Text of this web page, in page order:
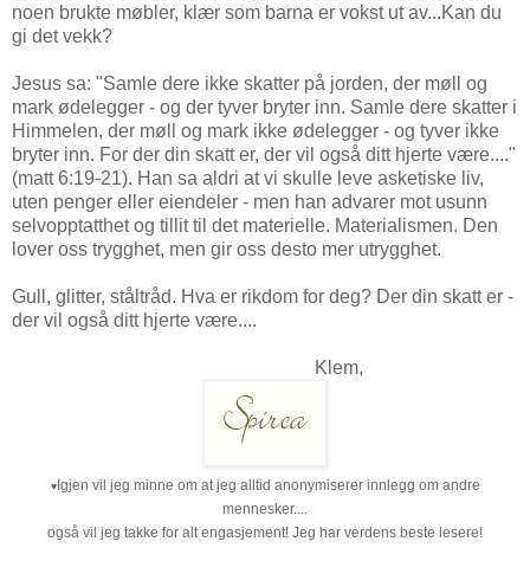
noen brukte møbler, klær som barna er vokst ut av...Kan du
gi det vekk?
Jesus sa: "Samle dere ikke skatter på jorden, der møll og
mark ødelegger - og der tyver bryter inn. Samle dere skatter i
Himmelen, der møll og mark ikke ødelegger - og tyver ikke
bryter inn. For der din skatt er, der vil også ditt hjerte være...."
(matt 6:19-21). Han sa aldri at vi skulle leve asketiske liv,
uten penger eller eiendeler - men han advarer mot usunn
selvopptatthet og tillit til det materielle. Materialismen. Den
lover oss trygghet, men gir oss desto mer utrygghet.
Gull, glitter, ståltråd. Hva er rikdom for deg? Der din skatt er -
der vil også ditt hjerte være....
Klem,
♥Igjen vil jeg minne om at jeg alltid anonymiserer innlegg om andre
mennesker....
også vil jeg takke for alt engasjement! Jeg har verdens beste lesere!